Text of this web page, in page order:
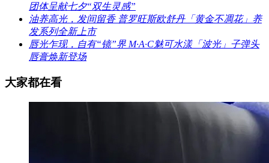
团体呈献七夕“双生灵感”
油养高光，发间留香 普罗旺斯欧舒丹「黄金不凋花」养
发系列全新上市
唇光乍现，自有“镜”界 M·A·C魅可水漾「波光」子弹头
唇膏焕新登场
大家都在看